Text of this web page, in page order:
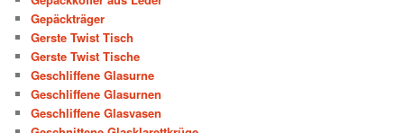
Gepäckträger
Gerste Twist Tisch
Gerste Twist Tische
Geschliffene Glasurne
Geschliffene Glasurnen
Geschliffene Glasvasen